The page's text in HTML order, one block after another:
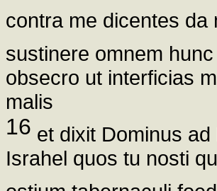
contra me dicentes
sustinere omnem
obsecro ut interficias
malis
16 et dixit Dominus
Israhel quos tu nosti